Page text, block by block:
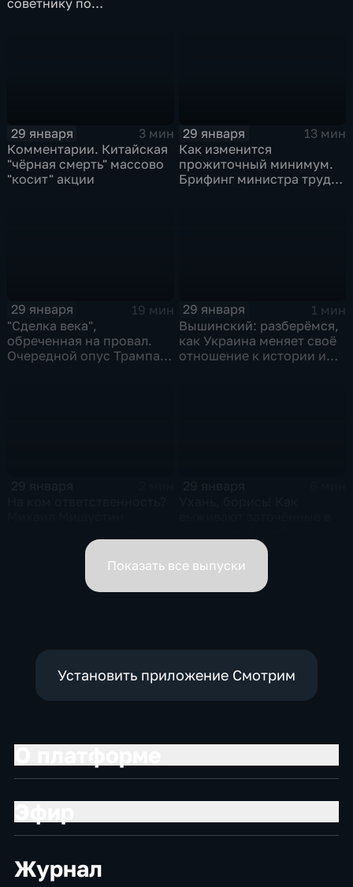
29 января
3 мин
Комментарии. Китайская
"чёрная смерть" массово
"косит" акции
29 января
13 мин
Как изменится
прожиточный минимум.
Брифинг министра труда
29 января
19 мин
"Сделка века",
обреченная на провал.
Очередной опус Трампа.
29 января
1 мин
Вышинский: разберёмся,
как Украина меняет своё
отношение к истории и
вице-премьеров
Показать все выпуски
Установить приложение Смотрим
Журнал